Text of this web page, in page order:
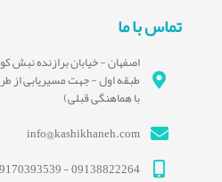
تماس با ما
طبقه اول - جهت مسیریابی از
با هماهنگی قبلی)
info@kashikhaneh.com
09138822264 - 09170393539